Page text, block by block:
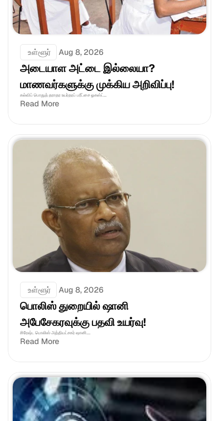
உள்ளூர் Aug 8, 2026
அடையாள அட்டை இல்லையா?
மாணவர்களுக்கு முக்கிய அறிவிப்பு!
கல்விப் பொதுத் தராதர உயர்தரப் பரீட்சை ஓகஸ்ட்...
Read More
உள்ளூர் Aug 8, 2026
பொலிஸ் துறையில் ஷானி
அபேசேகரவுக்கு பதவி உயர்வு!
சிரேஷ்ட பொலிஸ் அத்தியட்சகர் ஷானி....
Read More